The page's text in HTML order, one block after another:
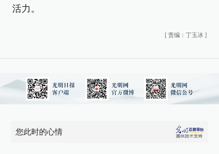
活力。
[ 责编：丁玉冰 ]
您此时的心情